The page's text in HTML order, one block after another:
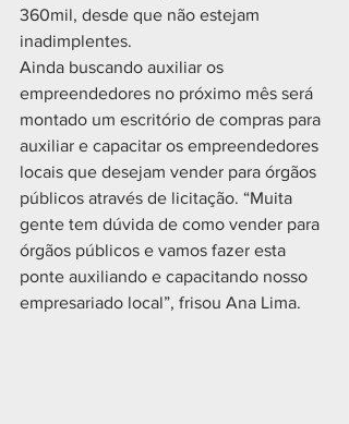
360mil, desde que não estejam
inadimplentes.
Ainda buscando auxiliar os
empreendedores no próximo mês será
montado um escritório de compras para
auxiliar e capacitar os empreendedores
locais que desejam vender para órgãos
públicos através de licitação. “Muita
gente tem dúvida de como vender para
órgãos públicos e vamos fazer esta
ponte auxiliando e capacitando nosso
empresariado local”, frisou Ana Lima.